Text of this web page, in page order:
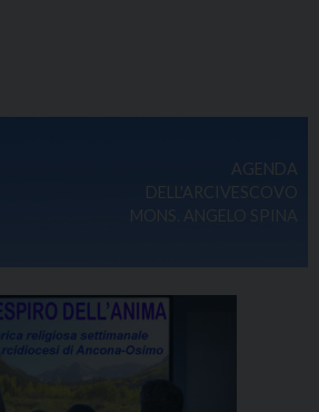
AGENDA
DELL'ARCIVESCOVO
MONS. ANGELO SPINA